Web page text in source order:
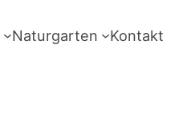
Naturgarten Kontakt